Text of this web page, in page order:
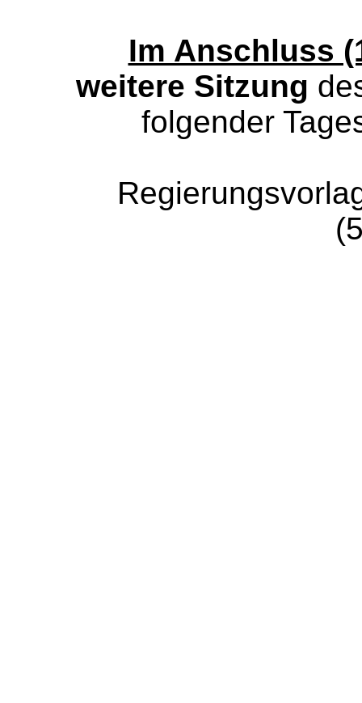
Im Anschluss
weitere Sitzung
folgender
Regierungsvorlage: